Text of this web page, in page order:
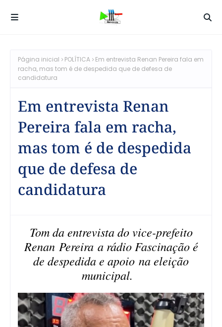
Página inicial POLÍTICA
Em entrevista Renan Pereira fala em
racha, mas tom é de despedida que de defesa de
candidatura
Em entrevista Renan
Pereira fala em racha,
mas tom é de despedida
que de defesa de
candidatura
Tom da entrevista do vice-prefeito
Renan Pereira a rádio Fascinação é
de despedida e apoio na eleição
municipal.